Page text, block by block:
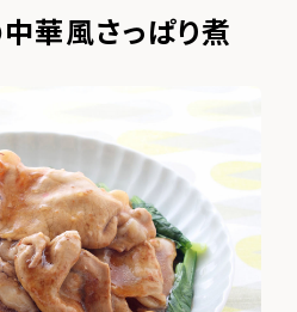
華風さっぱり煮